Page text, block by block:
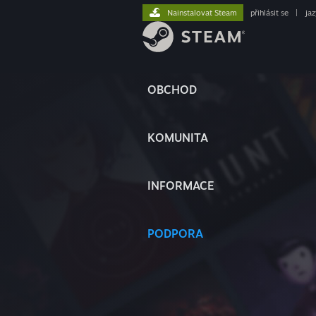
OBCHOD
KOMUNITA
INFORMACE
PODPORA
Nainstalovat Steam přihlásit se